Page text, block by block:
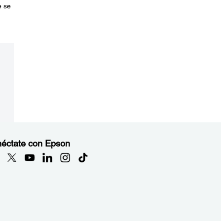
se
con Epson